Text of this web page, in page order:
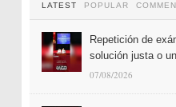
LATEST POPULAR
Repetición de
solución justa o
07/08/2026